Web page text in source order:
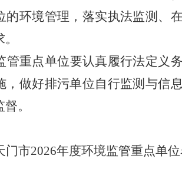
的环境管理，落实执法监测、
管重点单位要认真履行法定义
，做好排污单位自行监测与信
。
门市2026年度环境监管重点单